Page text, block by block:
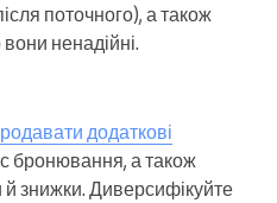
поточного), а також
ненадійні.
додаткові
бронювання, а також
знижки. Диверсифікуйте